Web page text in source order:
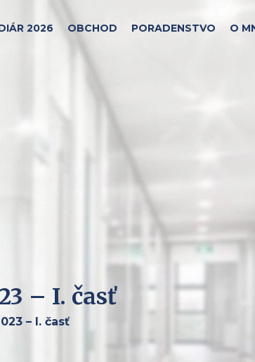
2026 OBCHOD PORADENSTVO O
– I. časť
– I. časť